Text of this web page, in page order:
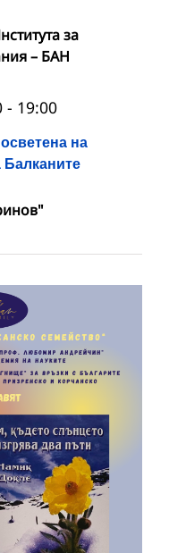
за
– БАН
на
Балканите
- 19:00